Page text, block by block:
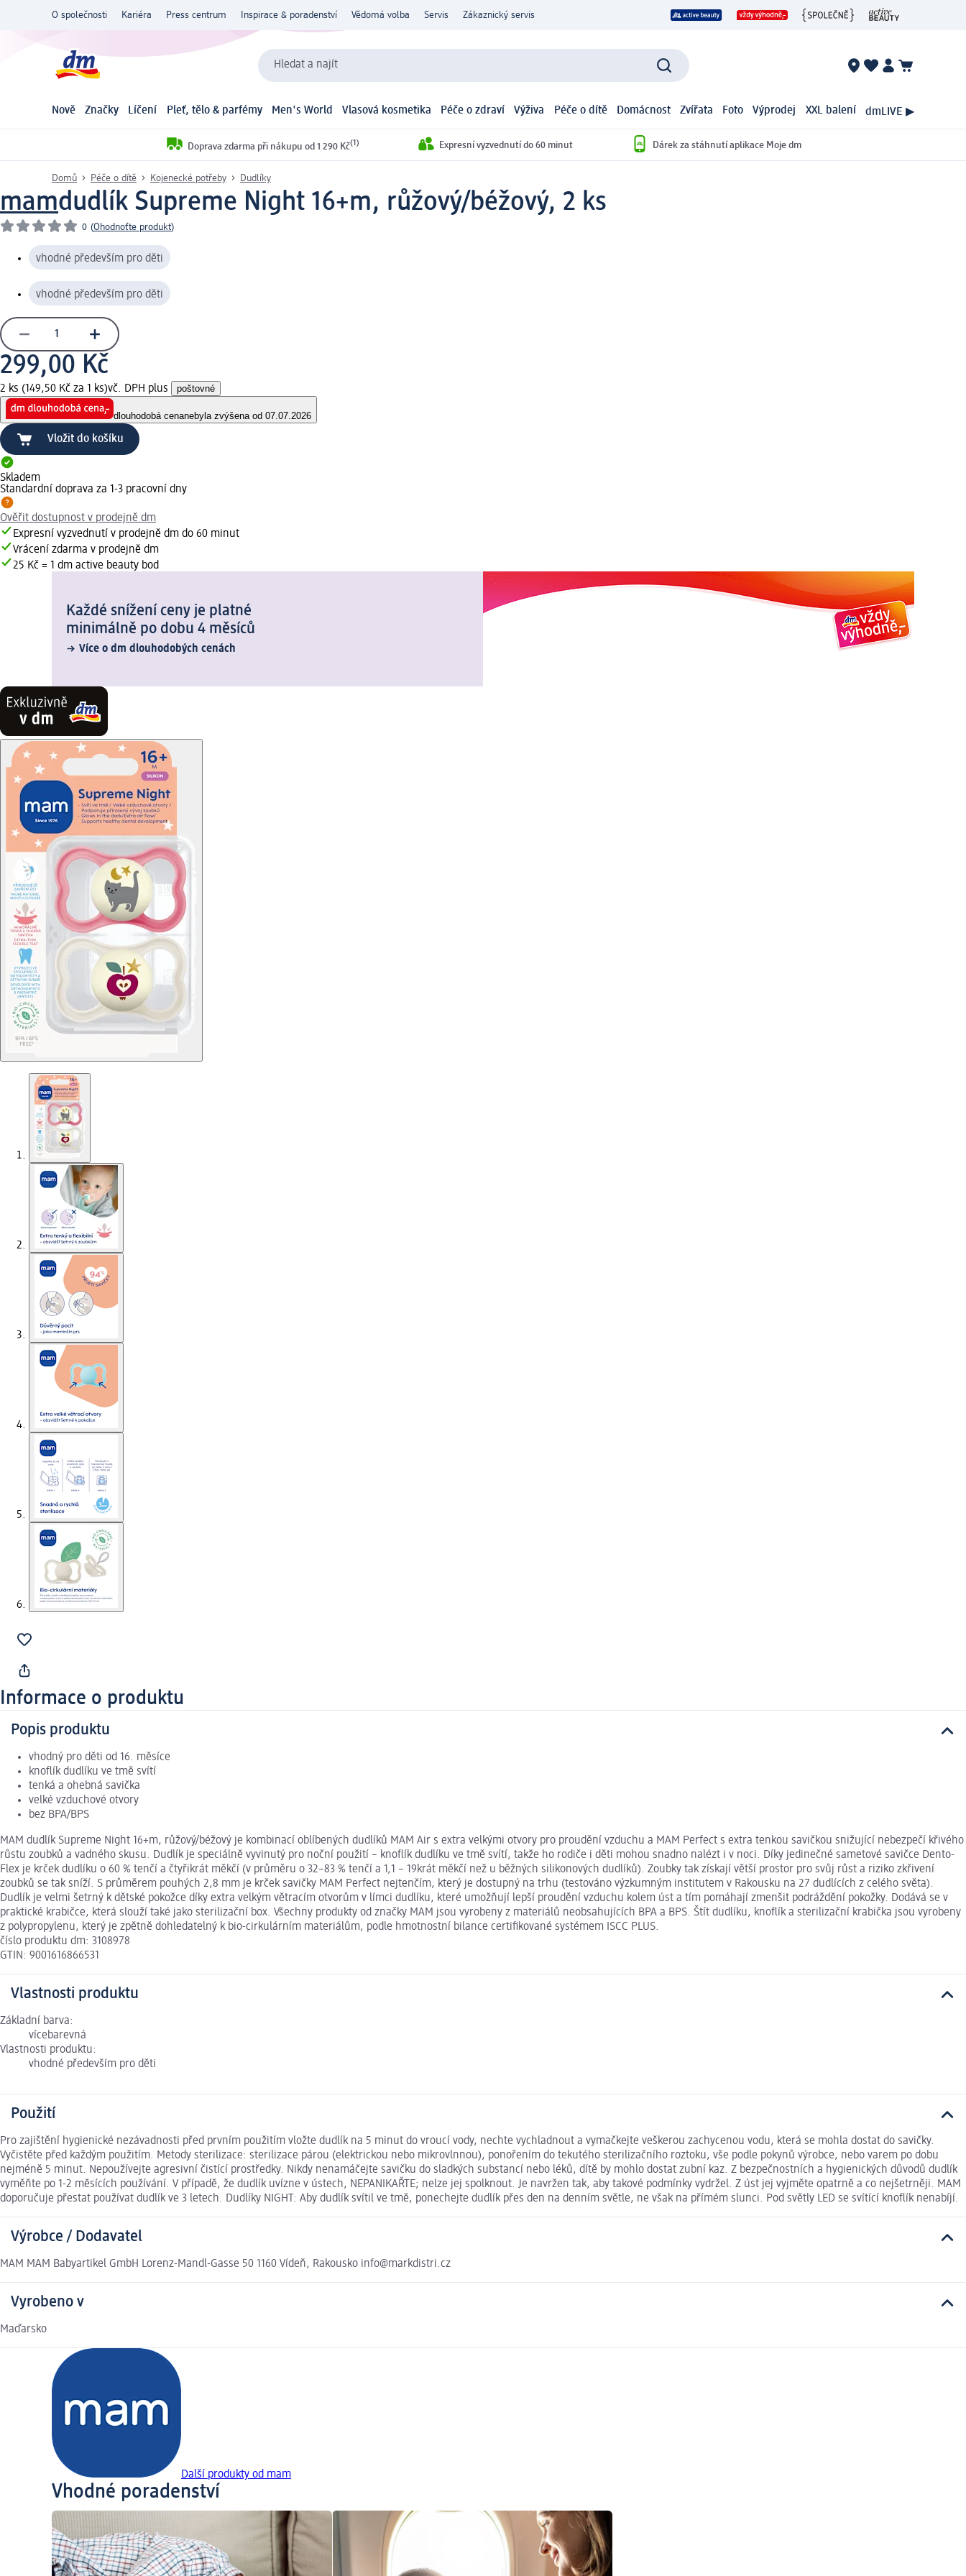
O společnosti Kariéra Press centrum Inspirace & poradenství Vědomá volba Servis Zákaznický servis
Hledat a najít
Nově Značky Líčení Pleť, tělo & parfémy Men's World Vlasová kosmetika Péče o zdraví Výživa Péče o dítě Domácnost Zvířata Foto Výprodej XXL balení dmLIVE ▶
Doprava zdarma při nákupu od 1 290 Kč(1) Expresní vyzvednutí do 60 minut Dárek za stáhnutí aplikace Moje dm
Domů Péče o dítě Kojenecké potřeby Dudlíky
mamdudlík Supreme Night 16+m, růžový/béžový, 2 ks
0 (Ohodnoťte produkt)
vhodné především pro děti
vhodné především pro děti
299,00 Kč
2 ks (149,50 Kč za 1 ks)vč. DPH plus poštovné
dlouhodobá cenanebyla zvýšena od 07.07.2026
Vložit do košíku
Skladem
Standardní doprava za 1-3 pracovní dny
Ověřit dostupnost v prodejně dm
Expresní vyzvednutí v prodejně dm do 60 minut
Vrácení zdarma v prodejně dm
25 Kč = 1 dm active beauty bod
Každé snížení ceny je platné
minimálně po dobu 4 měsíců
Více o dm dlouhodobých cenách
Informace o produktu
Popis produktu
vhodný pro děti od 16. měsíce
knoflík dudlíku ve tmě svítí
tenká a ohebná savička
velké vzduchové otvory
bez BPA/BPS
MAM dudlík Supreme Night 16+m, růžový/béžový je kombinací oblíbených dudlíků MAM Air s extra velkými otvory pro proudění vzduchu a MAM Perfect s extra tenkou savičkou snižující nebezpečí křivého
růstu zoubků a vadného skusu. Dudlík je speciálně vyvinutý pro noční použití – knoflík dudlíku ve tmě svítí, takže ho rodiče i děti mohou snadno nalézt i v noci. Díky jedinečné sametové savičce Dento-
Flex je krček dudlíku o 60 % tenčí a čtyřikrát měkčí (v průměru o 32–83 % tenčí a 1,1 – 19krát měkčí než u běžných silikonových dudlíků). Zoubky tak získají větší prostor pro svůj růst a riziko zkřivení
zoubků se tak sníží. S průměrem pouhých 2,8 mm je krček savičky MAM Perfect nejtenčím, který je dostupný na trhu (testováno výzkumným institutem v Rakousku na 27 dudlících z celého světa).
Dudlík je velmi šetrný k dětské pokožce díky extra velkým větracím otvorům v límci dudlíku, které umožňují lepší proudění vzduchu kolem úst a tím pomáhají zmenšit podráždění pokožky. Dodává se v
praktické krabičce, která slouží také jako sterilizační box. Všechny produkty od značky MAM jsou vyrobeny z materiálů neobsahujících BPA a BPS. Štít dudlíku, knoflík a sterilizační krabička jsou vyrobeny
z polypropylenu, který je zpětně dohledatelný k bio-cirkulárním materiálům, podle hmotnostní bilance certifikované systémem ISCC PLUS.
číslo produktu dm: 3108978
GTIN: 9001616866531
Vlastnosti produktu
Základní barva:
vícebarevná
Vlastnosti produktu:
vhodné především pro děti
Použití
Pro zajištění hygienické nezávadnosti před prvním použitím vložte dudlík na 5 minut do vroucí vody, nechte vychladnout a vymačkejte veškerou zachycenou vodu, která se mohla dostat do savičky.
Vyčistěte před každým použitím. Metody sterilizace: sterilizace párou (elektrickou nebo mikrovlnnou), ponořením do tekutého sterilizačního roztoku, vše podle pokynů výrobce, nebo varem po dobu
nejméně 5 minut. Nepoužívejte agresivní čistící prostředky. Nikdy nenamáčejte savičku do sladkých substancí nebo léků, dítě by mohlo dostat zubní kaz. Z bezpečnostních a hygienických důvodů dudlík
vyměňte po 1-2 měsících používání. V případě, že dudlík uvízne v ústech, NEPANIKAŘTE; nelze jej spolknout. Je navržen tak, aby takové podmínky vydržel. Z úst jej vyjměte opatrně a co nejšetrněji. MAM
doporučuje přestat používat dudlík ve 3 letech. Dudlíky NIGHT: Aby dudlík svítil ve tmě, ponechejte dudlík přes den na denním světle, ne však na přímém slunci. Pod světly LED se svítící knoflík nenabíjí.
Výrobce / Dodavatel
MAM MAM Babyartikel GmbH Lorenz-Mandl-Gasse 50 1160 Vídeň, Rakousko info@markdistri.cz
Vyrobeno v
Maďarsko
Další produkty od mam
Vhodné poradenství